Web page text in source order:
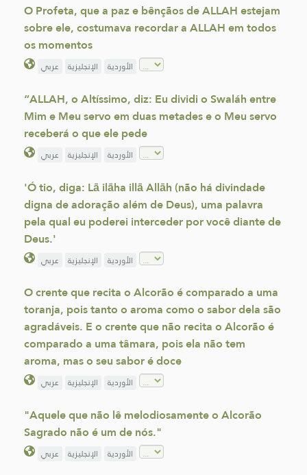
O Profeta, que a paz e bênçãos de ALLAH estejam
sobre ele, costumava recordar a ALLAH em todos
os momentos
عربي الإنجليزية الأوردية
“ALLAH, o Altíssimo, diz: Eu dividi o Swaláh entre
Mim e Meu servo em duas metades e o Meu servo
receberá o que ele pede
عربي الإنجليزية الأوردية
'Ó tio, diga: Lā ilāha illā Allāh (não há divindade
digna de adoração além de Deus), uma palavra
pela qual eu poderei interceder por você diante de
Deus.'
عربي الإنجليزية الأوردية
O crente que recita o Alcorão é comparado a uma
toranja, pois tanto o aroma como o sabor dela são
agradáveis. E o crente que não recita o Alcorão é
comparado a uma tâmara, pois ela não tem
aroma, mas o seu sabor é doce
عربي الإنجليزية الأوردية
"Aquele que não lê melodiosamente o Alcorão
Sagrado não é um de nós."
عربي الإنجليزية الأوردية